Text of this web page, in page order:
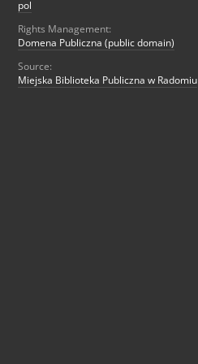
pol
Rights Management:
Domena Publiczna (public domain)
Source:
Miejska Biblioteka Publiczna w Radomiu